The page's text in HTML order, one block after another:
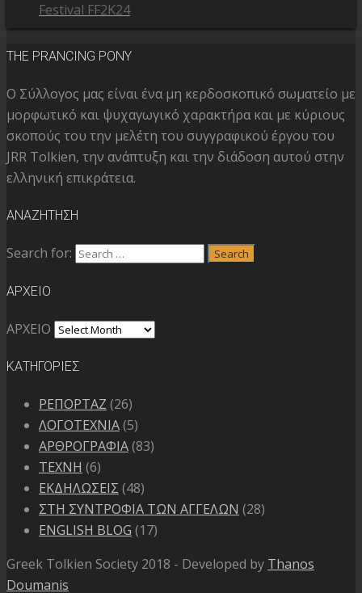
Festival FF2K24
THE PRANCING PONY
Ο Σύλλογος μας είναι ένα μη κερδοσκοπικό σωματείο με
μορφωτικό και ψυχαγωγικό χαρακτήρα και με κύριους
σκοπούς του την μελέτη του συγγραφικού έργου του
JRR Tolkien, την ανάπτυξη και την διάδοση αυτού στην
ελληνική επικράτεια.
ΑΝΑΖΗΤΗΣΗ
Search for: Search
ΑΡΧΕΙΟ
ΑΡΧΕΙΟ
ΚΑΤΗΓΟΡΙΕΣ
ΡΕΠΟΡΤΑΖ (26)
ΛΟΓΟΤΕΧΝΙΑ(5)
ΑΡΘΡΟΓΡΑΦΙΑ(83)
ΤΕΧΝΗ (6)
ΕΚΔΗΛΩΣΕΙΣ (48)
ΣΤΗ ΣΥΝΤΡΟΦΙΑ ΤΩΝ ΑΓΓΕΛΩΝ (28)
ENGLISH BLOG (17)
Greek Tolkien Society 2018 - Developed by Thanos
Doumanis